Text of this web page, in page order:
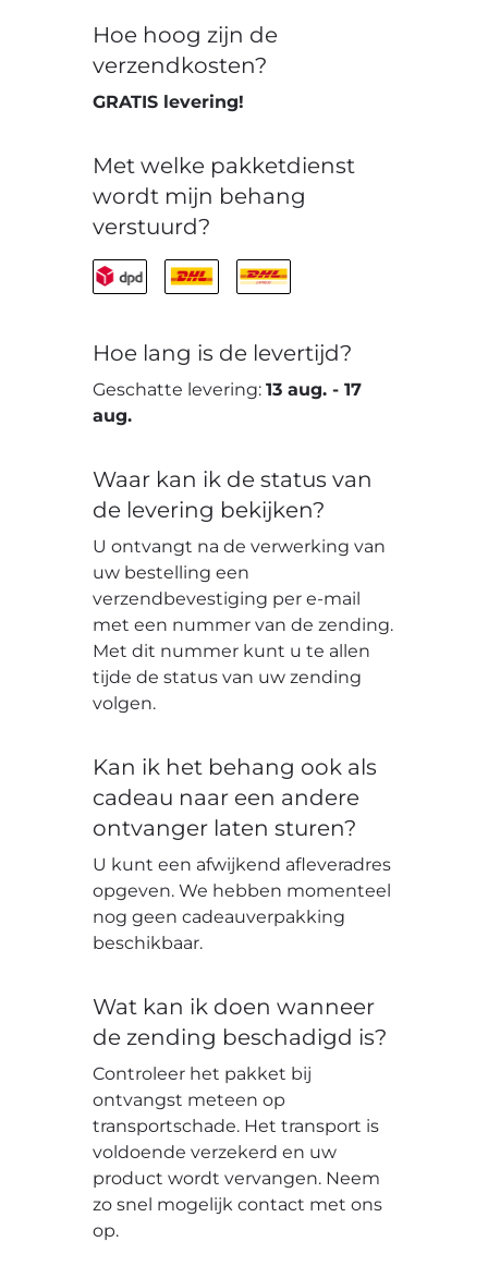
Hoe hoog zijn de
verzendkosten?
GRATIS levering!
Met welke pakketdienst
wordt mijn behang
verstuurd?
Hoe lang is de levertijd?
Geschatte levering:13 aug. -17
aug.
Waar kan ik de status van
de levering bekijken?
U ontvangt na de verwerking van
uw bestelling een
verzendbevestiging per e-mail
met een nummer van de zending.
Met dit nummer kunt u te allen
tijde de status van uw zending
volgen.
Kan ik het behang ook als
cadeau naar een andere
ontvanger laten sturen?
U kunt een afwijkend afleveradres
opgeven. We hebben momenteel
nog geen cadeauverpakking
beschikbaar.
Wat kan ik doen wanneer
de zending beschadigd is?
Controleer het pakket bij
ontvangst meteen op
transportschade. Het transport is
voldoende verzekerd en uw
product wordt vervangen. Neem
zo snel mogelijk contact met ons
op.